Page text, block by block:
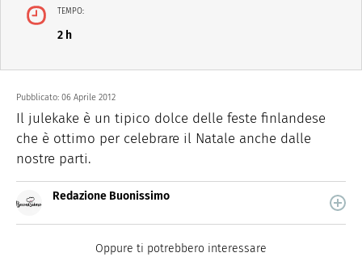
TEMPO:
2 h
Pubblicato: 06 Aprile 2012
Il julekake è un tipico dolce delle feste finlandese
che è ottimo per celebrare il Natale anche dalle
nostre parti.
Redazione Buonissimo
quale trovi idee veloci, facili e spiegate passo passo.
Oppure ti potrebbero interessare